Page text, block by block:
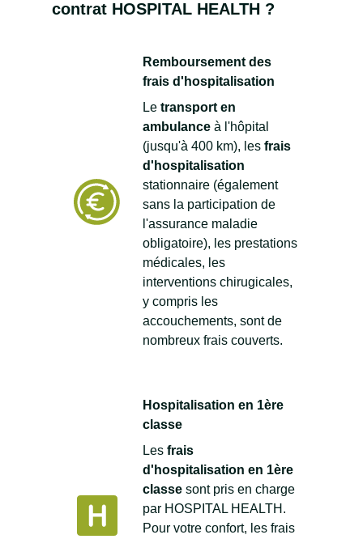
contrat HOSPITAL HEALTH ?
Remboursement des
frais d'hospitalisation
Le transport en
ambulance à l'hôpital
(jusqu'à 400 km), les frais
d'hospitalisation
stationnaire (également
sans la participation de
l'assurance maladie
obligatoire), les prestations
médicales, les
interventions chirugicales,
y compris les
accouchements, sont de
nombreux frais couverts.
Hospitalisation en 1ère
classe
Les frais
d'hospitalisation en 1ère
classe sont pris en charge
par HOSPITAL HEALTH.
Pour votre confort, les frais